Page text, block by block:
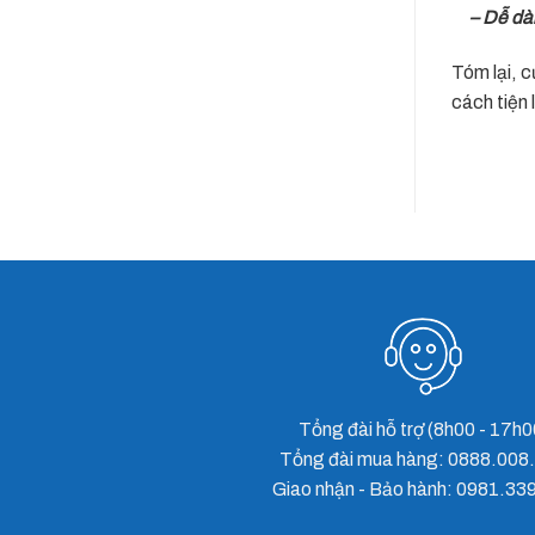
– Dễ
Tóm lại,
cách tiện
Cửa Cuốn Stardoor tấm liền NEW STAR
Tổng đài hỗ trợ (8h00 -
Tổng đài mua hàng:
Giao nhận - Bảo hành: